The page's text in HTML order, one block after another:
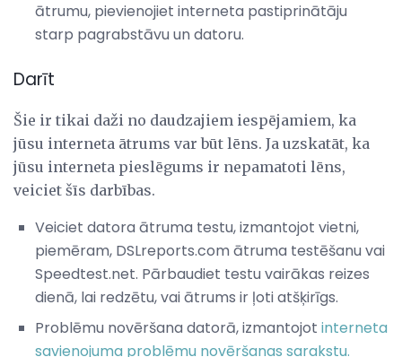
ātrumu, pievienojiet interneta pastiprinātāju
starp pagrabstāvu un datoru.
Darīt
Šie ir tikai daži no daudzajiem iespējamiem, ka
jūsu interneta ātrums var būt lēns. Ja uzskatāt, ka
jūsu interneta pieslēgums ir nepamatoti lēns,
veiciet šīs darbības.
Veiciet datora ātruma testu, izmantojot vietni,
piemēram, DSLreports.com ātruma testēšanu vai
Speedtest.net. Pārbaudiet testu vairākas reizes
dienā, lai redzētu, vai ātrums ir ļoti atšķirīgs.
Problēmu novēršana datorā, izmantojot interneta
savienojuma problēmu novēršanas sarakstu.